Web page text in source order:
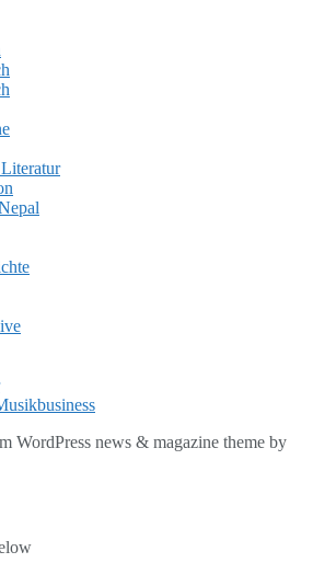
WordPress news & magazine theme by